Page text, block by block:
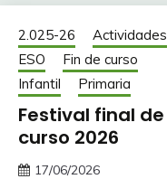
2.025-26
Actividades
ESO
Fin de curso
Infantil
Primaria
Festival final de
curso 2026
17/06/2026